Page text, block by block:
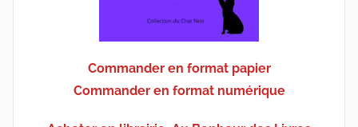
Commander en format papier
Commander en format numérique